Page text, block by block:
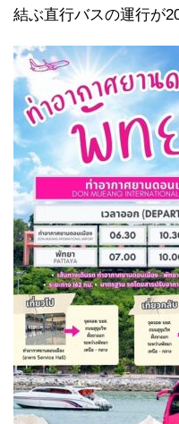
結ぶ直行バスの運行が